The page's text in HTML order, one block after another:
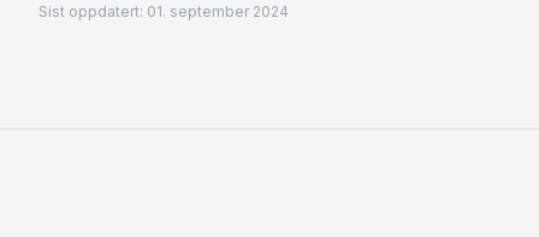
Sist oppdatert: 01. september 2024